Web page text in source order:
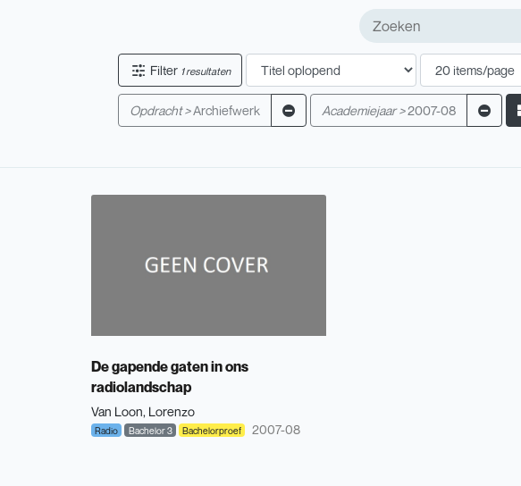
Filter 1 resultaten
Opdracht >Archiefwerk Academiejaar >2007-08
De gapende gaten in ons
radiolandschap
Van Loon, Lorenzo
Radio Bachelor 3 Bachelorproef 2007-08